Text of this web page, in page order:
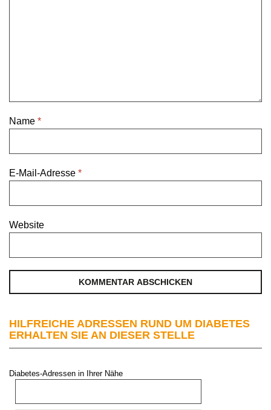
Name *
E-Mail-Adresse *
Website
HILFREICHE ADRESSEN RUND UM DIABETES
ERHALTEN SIE AN DIESER STELLE
Diabetes-Adressen in Ihrer Nähe